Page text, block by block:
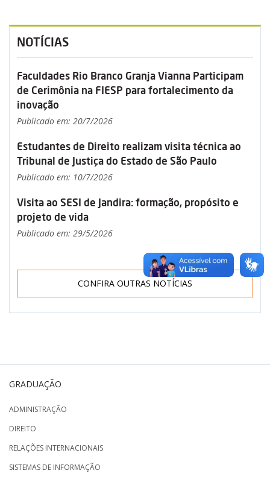
NOTÍCIAS
Faculdades Rio Branco Granja Vianna Participam
de Cerimônia na FIESP para fortalecimento da
inovação
Publicado em: 20/7/2026
Estudantes de Direito realizam visita técnica ao
Tribunal de Justiça do Estado de São Paulo
Publicado em: 10/7/2026
Visita ao SESI de Jandira: formação, propósito e
projeto de vida
Publicado em: 29/5/2026
CONFIRA OUTRAS NOTÍCIAS
GRADUAÇÃO
ADMINISTRAÇÃO
DIREITO
RELAÇÕES INTERNACIONAIS
SISTEMAS DE INFORMAÇÃO